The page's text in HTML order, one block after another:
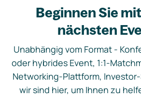
Beginnen Sie
nächsten
Unabhängig vom Format -
oder hybrides Event, 1:1-
Networking-Plattform,
wir sind hier, um Ihnen zu